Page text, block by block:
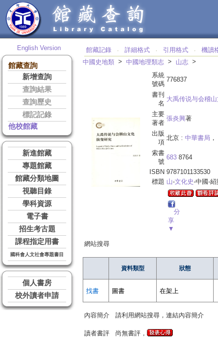
English Version
館藏查詢
新增查詢
查詢結果
查詢歷史
標記記錄
他校館藏
新進館藏
專題館藏
館藏分類地圖
視聽目錄
學科資源
電子書
招生考古題
課程指定用書
國科會人文社會專題書目
個人書房
校外讀者申請
館藏記錄 ‧ 詳細格式 ‧ 引用格式 ‧
機讀
中國史地類 > 中國地理類志 > 山志 >
系統
號碼
776837
書刊
名
大禹传说与会稽
主要
著者
張炎興著
出版
項
北京 : 中華書局
索書
號
683 8764
ISBN 9787101133530
標題 山-文化史-中國-紹
分
享
▼
網站搜尋
資料類型 狀態
找書 圖書 在架上
內容簡介 請利用網站搜尋，連結內容簡介
讀者書評 尚無書評，